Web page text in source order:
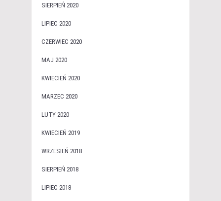
SIERPIEŃ 2020
LIPIEC 2020
CZERWIEC 2020
MAJ 2020
KWIECIEŃ 2020
MARZEC 2020
LUTY 2020
KWIECIEŃ 2019
WRZESIEŃ 2018
SIERPIEŃ 2018
LIPIEC 2018